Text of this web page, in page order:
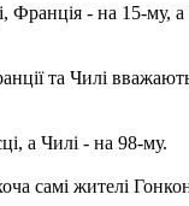
Франція - на 15-му,
та Чилі
а Чилі - на 98-му.
самі жителі